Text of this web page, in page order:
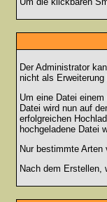
Der Administrator
nicht als
Um eine Datei
Datei wird nun auf
erfolgreichen
hochgeladene Datei
Nur bestimmte
Nach dem Erstellen,